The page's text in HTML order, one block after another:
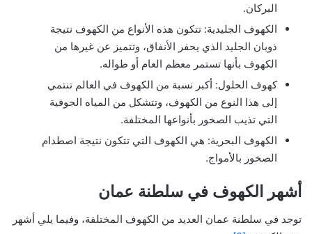
البركان.
الكهوف الجليدية: تتكون هذه الأنواع من الكهوف نتيجة
ذوبان الجليد الذي يحفر الأنفاق، وتتميز عن غيرها من
الكهوف بأنها تستمر معظم العام أو طواله.
كهوف الحلول: أكبر نسبة من الكهوف في العالم تنتمي
إلى هذا النوع من الكهوف، وتتشكل من المياه الجوفية
التي تذيب الصخور بأنواعها المختلفة.
الكهوف البحرية: هي الكهوف التي تتكون نتيجة اصطدام
الصخور بالأمواج.
أشهر الكهوف في سلطنة عمان
توجد في سلطنة عمان العديد من الكهوف المختلفة، وفيما يلي أشهر